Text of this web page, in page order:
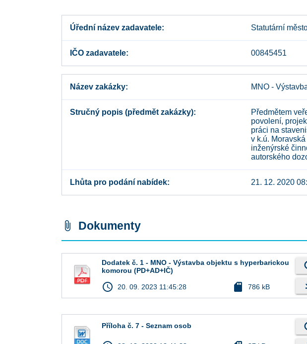
Úřední název zadavatele Statutární
IČO zadavatele 00845451
Název zakázky MNO -
Stručný popis (předmět zakázky)
Předmětem
povolení,
práci na
v k.ú.
inženýrské
autorského
Lhůta pro podání nabídek 21. 12. 2020
attach_file Dokumenty
Dodatek č. 1 - MNO - Výstavba objektu s hyperbarickou
komorou (PD+AD+IČ)
access_time 20. 09. 2023 11:45:28 sd_card 786 kB
Příloha č. 7 - Seznam osob